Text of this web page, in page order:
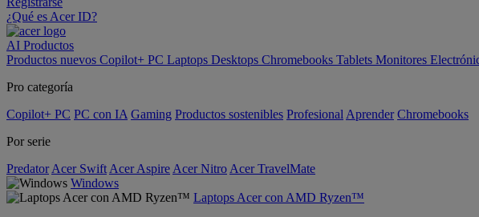
¿Qué es Acer ID?
AI Productos
Productos nuevos Copilot+ PC Laptops Desktops Chromebooks Tablets Monitores
Pro categoría
Copilot+ PC PC con IA Gaming Productos sostenibles Profesional Aprender Chromebooks
Por serie
Predator Acer Swift Acer Aspire Acer Nitro Acer TravelMate
Windows
Laptops Acer con AMD Ryzen™